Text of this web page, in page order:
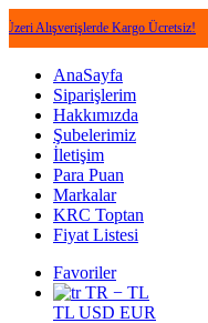
Kargo Ücretsiz! •
AnaSayfa
Siparişlerim
Hakkımızda
Şubelerimiz
İletişim
Para Puan
Markalar
KRC Toptan
Fiyat Listesi
Favoriler
TR − TL
TL USD EUR